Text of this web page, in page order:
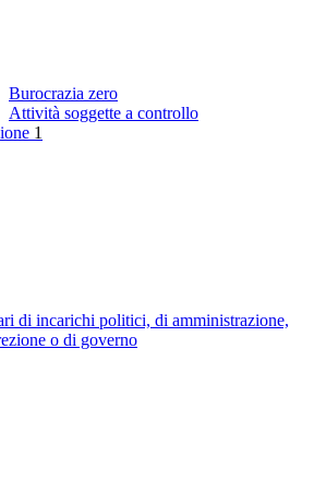
Burocrazia zero
Attività soggette a controllo
1
di incarichi politici, di amministrazione,
o di governo